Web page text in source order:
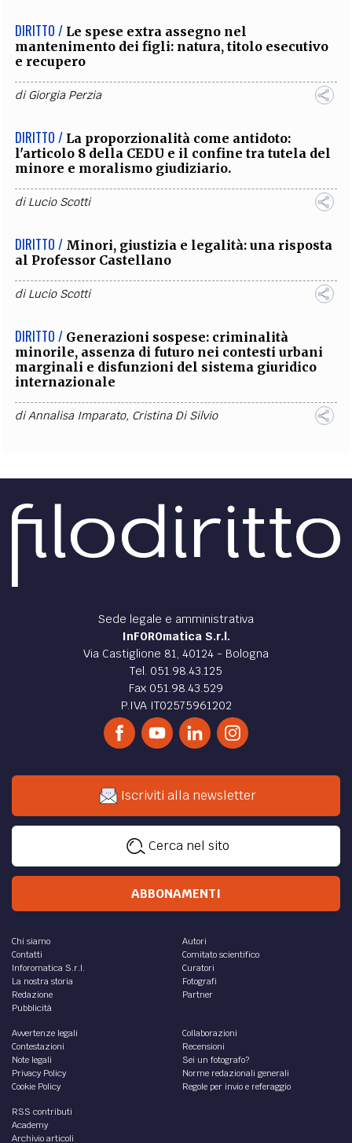
DIRITTO / Le spese extra assegno nel
mantenimento dei figli: natura, titolo esecutivo
e recupero
diGiorgia Perzia
DIRITTO / La proporzionalità come antidoto:
l'articolo 8 della CEDU e il confine tra tutela del
minore e moralismo giudiziario.
diLucio Scotti
DIRITTO / Minori, giustizia e legalità: una risposta
al Professor Castellano
diLucio Scotti
DIRITTO / Generazioni sospese: criminalità
minorile, assenza di futuro nei contesti urbani
marginali e disfunzioni del sistema giuridico
internazionale
diAnnalisa Imparato, Cristina Di Silvio
Sede legale e amministrativa
InFOROmatica S.r.l.
Via Castiglione 81, 40124 - Bologna
Tel. 051.98.43.125
Fax 051.98.43.529
P.IVA IT02575961202
Iscriviti alla newsletter
Cerca nel sito
ABBONAMENTI
Chi siamo
Contatti
Inforomatica S.r.l.
La nostra storia
Redazione
Pubblicità
Autori
Comitato scientifico
Curatori
Fotografi
Partner
Avvertenze legali
Contestazioni
Note legali
Privacy Policy
Cookie Policy
Collaborazioni
Recensioni
Sei un fotografo?
Norme redazionali generali
Regole per invio e referaggio
RSS contributi
Academy
Archivio articoli